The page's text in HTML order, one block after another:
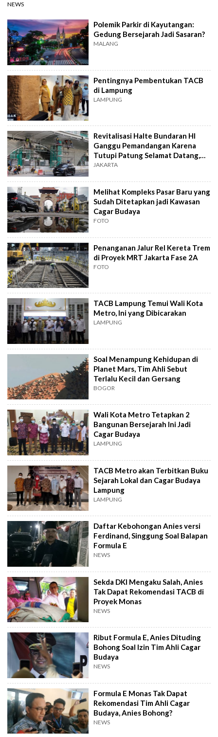
NEWS
Polemik Parkir di Kayutangan:
Gedung Bersejarah Jadi Sasaran?
MALANG
Pentingnya Pembentukan TACB
di Lampung
LAMPUNG
Revitalisasi Halte Bundaran HI
Ganggu Pemandangan Karena
Tutupi Patung Selamat Datang,
TACB Akan Panggil TransJakarta
JAKARTA
Melihat Kompleks Pasar Baru yang
Sudah Ditetapkan jadi Kawasan
Cagar Budaya
FOTO
Penanganan Jalur Rel Kereta Trem
di Proyek MRT Jakarta Fase 2A
FOTO
TACB Lampung Temui Wali Kota
Metro, Ini yang Dibicarakan
LAMPUNG
Soal Menampung Kehidupan di
Planet Mars, Tim Ahli Sebut
Terlalu Kecil dan Gersang
BOGOR
Wali Kota Metro Tetapkan 2
Bangunan Bersejarah Ini Jadi
Cagar Budaya
LAMPUNG
TACB Metro akan Terbitkan Buku
Sejarah Lokal dan Cagar Budaya
Lampung
LAMPUNG
Daftar Kebohongan Anies versi
Ferdinand, Singgung Soal Balapan
Formula E
NEWS
Sekda DKI Mengaku Salah, Anies
Tak Dapat Rekomendasi TACB di
Proyek Monas
NEWS
Ribut Formula E, Anies Dituding
Bohong Soal Izin Tim Ahli Cagar
Budaya
NEWS
Formula E Monas Tak Dapat
Rekomendasi Tim Ahli Cagar
Budaya, Anies Bohong?
NEWS